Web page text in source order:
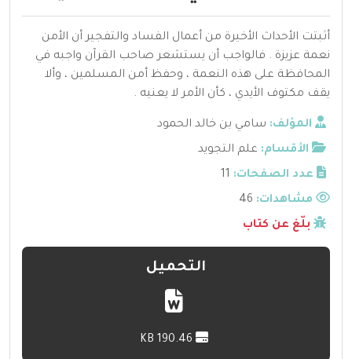
أثبتت الأحداث الأخيرة من أعمال الفساد والتفجير أن الأمن
نعمة عزيزة . فالواجب أن يستشعر صاحب القرآن واجبه في
المحافظة على هذه النعمة ، وحفظ أمن المسلمين ، وألا
يقف مكتوف الأيدي ، كأن الأمر لا يعنيه .
المؤلف: سامي بن خالد الحمود
الأقسام: علم التجويد
عدد الصفحات: 11
مشاهدات:
بلّغ عن كتاب
التحميل